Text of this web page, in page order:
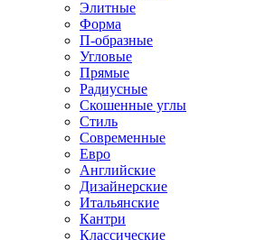
Элитные
Форма
П-образные
Угловые
Прямые
Радиусные
Скошенные углы
Стиль
Современные
Евро
Английские
Дизайнерские
Итальянские
Кантри
Классические